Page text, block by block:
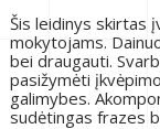
Šis leidinys skirtas
mokytojams.
bei draugauti.
pasižymėti
galimybes.
sudėtingas frazes